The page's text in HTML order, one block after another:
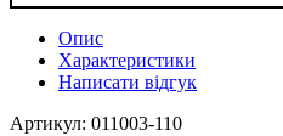
Опис
Характеристики
Написати відгук
Артикул: 011003-110